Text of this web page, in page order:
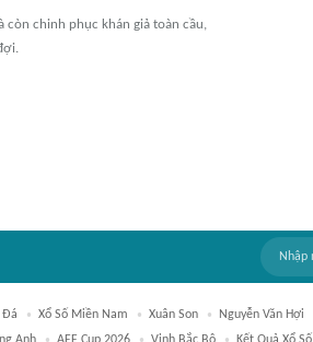
còn chinh phục khán giả toàn cầu,
Đá Xổ Số Miền Nam Xuân Son Nguyễn Văn Hợi